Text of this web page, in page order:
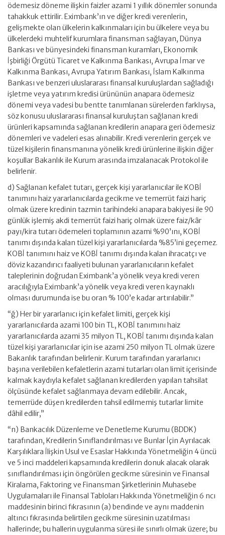
ödemesiz döneme ilişkin faizler azami 1 yıllık dönemler sonunda
tahakkuk ettirilir. Eximbank’ın ve diğer kredi verenlerin,
gelişmekte olan ülkelerin kalkınmaları için bu ülkelere veya bu
ülkelerdeki muhtelif kurumlara finansman sağlayan, Dünya
Bankası ve bünyesindeki finansman kuramları, Ekonomik
İşbirliği Örgütü Ticaret ve Kalkınma Bankası, Avrupa İmar ve
Kalkınma Bankası, Avrupa Yatırım Bankası, İslam Kalkınma
Bankası ve benzeri uluslararası finansal kuruluşlardan sağladığı
işletme veya yatırım kredisi ürününün anapara ödemesiz
dönemi veya vadesi bu bentte tanımlanan sürelerden farklıysa,
söz konusu uluslararası finansal kuruluştan sağlanan kredi
ürünleri kapsamında sağlanan kredilerin anapara geri ödemesiz
dönemleri ve vadeleri esas alınabilir. Kredi verenlerin gerçek ve
tüzel kişilerin finansmanına yönelik kredi ürünlerine ilişkin diğer
koşullar Bakanlık ile Kurum arasında imzalanacak Protokol ile
belirlenir.
d) Sağlanan kefalet tutarı, gerçek kişi yararlanıcılar ile KOBİ
tanımını haiz yararlanıcılarda gecikme ve temerrüt faizi hariç
olmak üzere kredinin tazmin tarihindeki anapara bakiyesi ile 90
günlük işlemiş akdi temerrüt faizi hariç olmak üzere faiz/kâr
payı/kira tutarı ödemeleri toplamının azami %90’ını, KOBİ
tanımı dışında kalan tüzel kişi yararlanıcılarda %85’ini geçemez.
KOBİ tanımını haiz ve KOBİ tanımı dışında kalan ihracatçı ve
döviz kazandırıcı faaliyeti bulunan yararlanıcıların kefalet
taleplerinin doğrudan Eximbank’a yönelik veya kredi veren
aracılığıyla Eximbank’a yönelik veya kredi veren kaynaklı
olması durumunda ise bu oran % 100’e kadar artırılabilir.”
“ğ) Her bir yararlanıcı için kefalet limiti, gerçek kişi
yararlanıcılarda azami 100 bin TL, KOBİ tanımını haiz
yararlanıcılarda azami 35 milyon TL, KOBİ tanımı dışında kalan
tüzel kişi yararlanıcılar için ise azami 250 milyon TL olmak üzere
Bakanlık tarafından belirlenir. Kurum tarafından yararlanıcı
başına verilebilen kefaletlerin azami tutarları olan limit içerisinde
kalmak kaydıyla kefalet sağlanan kredilerden yapılan tahsilat
ölçüsünde kefalet sağlanmaya devam edilebilir. Ancak,
temerrüde düşen kredilerden tahsil edilmemiş tutarlar limite
dâhil edilir,”
“n) Bankacılık Düzenleme ve Denetleme Kurumu (BDDK)
tarafından, Kredilerin Sınıflandırılması ve Bunlar İçin Ayrılacak
Karşılıklara İlişkin Usul ve Esaslar Hakkında Yönetmeliğin 4 üncü
ve 5 inci maddeleri kapsamında kredilerin donuk alacak olarak
sınıflandırılması için öngörülen gecikme süresinin ve Finansal
Kiralama, Faktoring ve Finansman Şirketlerinin Muhasebe
Uygulamaları ile Finansal Tabloları Hakkında Yönetmeliğin 6 ncı
maddesinin birinci fıkrasının (a) bendinde ve aynı maddenin
altıncı fıkrasında belirtilen gecikme süresinin uzatılması
hallerinde; bu hallerin uygulanma süresi ile sınırlı olmak üzere; bu